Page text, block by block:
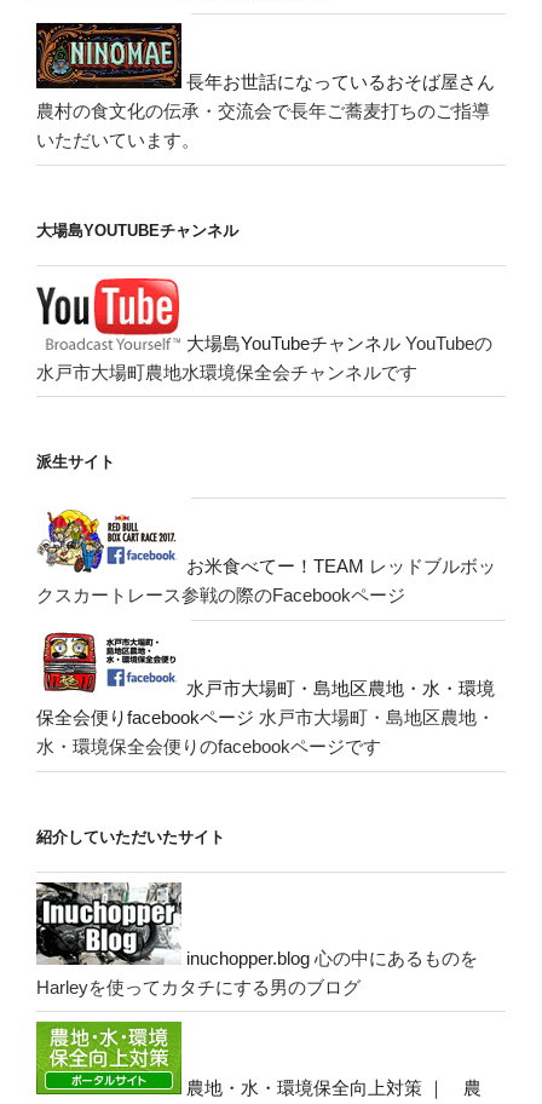
長年お世話になっているおそば屋さん
農村の食文化の伝承・交流会で長年ご蕎麦打ちのご指導
いただいています。
大場島YOUTUBEチャンネル
大場島YouTubeチャンネル YouTubeの
水戸市大場町農地水環境保全会チャンネルです
派生サイト
お米食べてー！TEAM レッドブルボッ
クスカートレース参戦の際のFacebookページ
水戸市大場町・島地区農地・水・環境
保全会便りfacebookページ 水戸市大場町・島地区農地・
水・環境保全会便りのfacebookページです
紹介していただいたサイト
inuchopper.blog 心の中にあるものを
Harleyを使ってカタチにする男のブログ
農地・水・環境保全向上対策 ｜ 農